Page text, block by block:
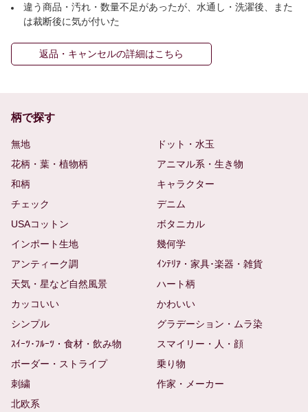
違う商品・汚れ・数量不足があったが、水通し・洗濯後、また
は裁断後に気が付いた
返品・キャンセルの詳細はこちら
柄で探す
無地
ドット・水玉
花柄・葉・植物柄
アニマル系・生き物
和柄
キャラクター
チェック
デニム
USAコットン
ボタニカル
インポート生地
幾何学
アンティーク調
ｲﾝﾃﾘｱ・家具･楽器・雑貨
天気・星など自然風景
ハート柄
カッコいい
かわいい
シンプル
グラデーション・ムラ染
ｽｲｰﾂ･ﾌﾙｰﾂ・食材・飲み物
スマイリー・人・顔
ボーダー・ストライプ
乗り物
刺繍
作家・メーカー
北欧系